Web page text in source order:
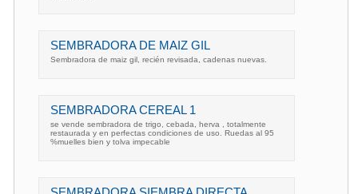
SEMBRADORA DE MAIZ GIL
Sembradora de maiz gil, recién revisada, cadenas nuevas.
SEMBRADORA CEREAL 1
se vende sembradora de trigo, cebada, herva , totalmente
restaurada y en perfectas condiciones de uso. Ruedas al 95
%muelles bien y tolva impecable